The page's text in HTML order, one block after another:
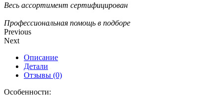
Весь ассортимент сертифицирован
Профессиональная помощь в подборе
Previous
Next
Описание
Детали
Отзывы (0)
Особенности: